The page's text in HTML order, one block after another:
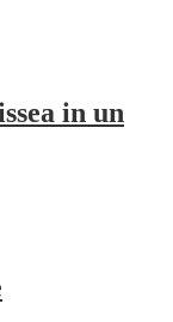
in un